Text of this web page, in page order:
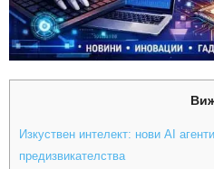
Изкуствен интелект: нови AI
предизвикателства